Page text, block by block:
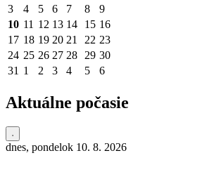
3
4 5 6 7 8
9
10 11 12 13 14 15 16
17 18 19 20 21 22 23
24 25 26 27 28 29 30
31 1 2 3 4 5 6
Aktuálne počasie
dnes, pondelok 10. 8. 2026